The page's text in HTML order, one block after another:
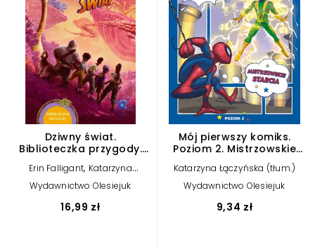
Dziwny świat.
Biblioteczka przygody.
Erin Falligant, Katarzyna
Łączyńska (tłum.)
Wydawnictwo Olesiejuk
16,99 zł
Mój pierwszy komiks.
Poziom 2. Mistrzowskie
starcia. Marvel Spider-
Man
Katarzyna Łączyńska (tłum.)
Wydawnictwo Olesiejuk
9,34 zł